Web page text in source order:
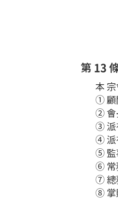
第 13
本 宗
① 顧
② 會
③ 派
④ 派
⑤ 監
⑥ 常
⑦ 總
⑧ 掌